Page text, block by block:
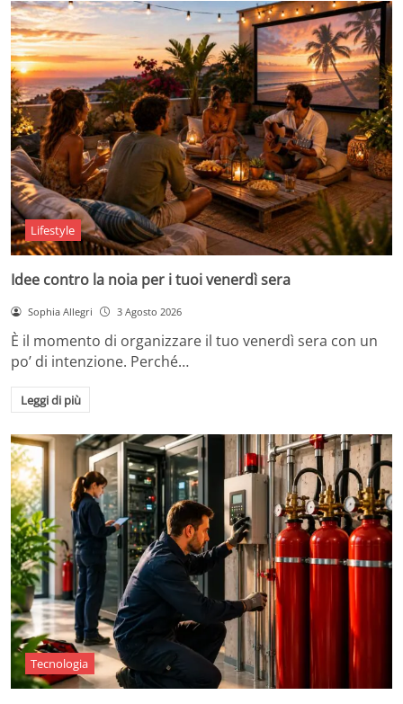
Lifestyle
Idee contro la noia per i tuoi venerdì sera
Sophia Allegri 3 Agosto 2026
È il momento di organizzare il tuo venerdì sera con un
po’ di intenzione. Perché…
Leggi di più
Tecnologia